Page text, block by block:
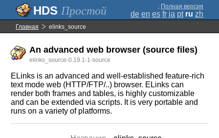
Простой ; Полная версия
de en es fr ja pt ru zh
Главная elinks_source
An advanced web browser (source files)
elinks_source-0.19.1-1-source
ELinks is an advanced and well-established feature-rich
text mode web (HTTP/FTP/..) browser. ELinks can
render both frames and tables, is highly customizable
and can be extended via scripts. It is very portable and
runs on a variety of platforms.